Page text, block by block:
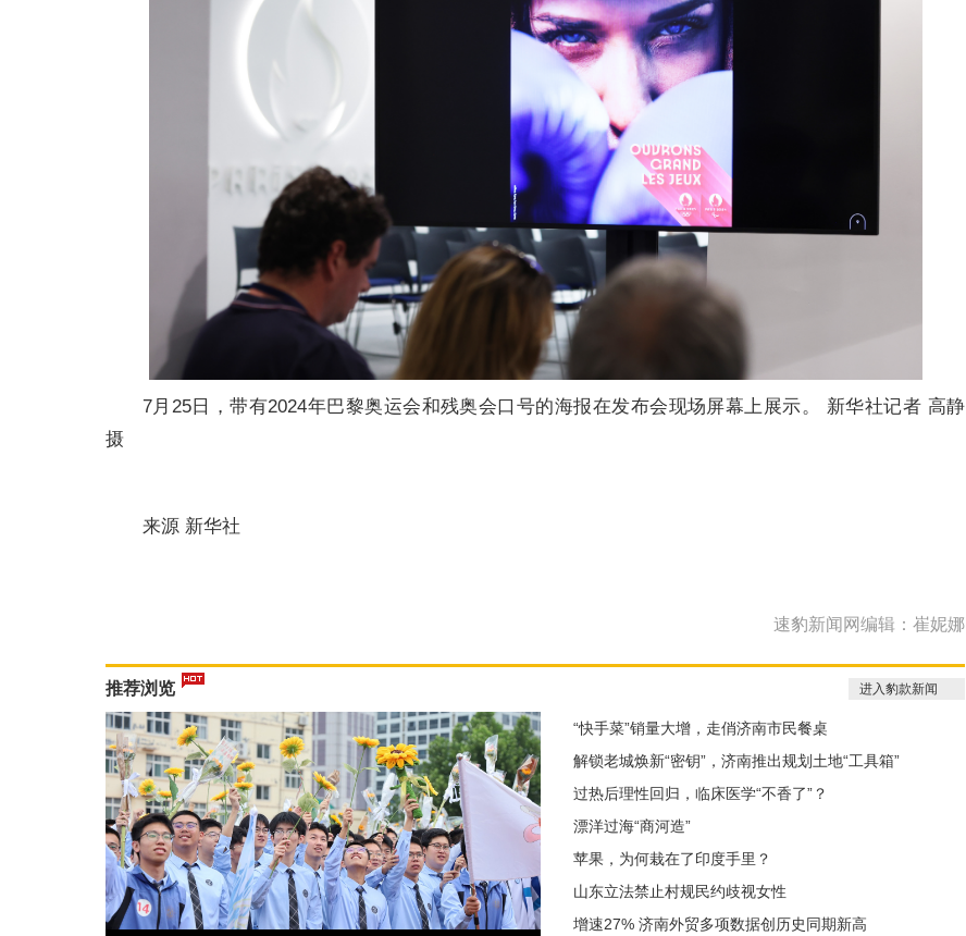
7月25日，带有2024年巴黎奥运会和残奥会口号的海报在发布会现场屏幕上展示。 新华社记者 高静
摄
来源 新华社
速豹新闻网编辑：崔妮娜
推荐浏览 进入豹款新闻
“快手菜”销量大增，走俏济南市民餐桌
解锁老城焕新“密钥”，济南推出规划土地“工具箱”
过热后理性回归，临床医学“不香了”？
漂洋过海“商河造”
苹果，为何栽在了印度手里？
山东立法禁止村规民约歧视女性
增速27% 济南外贸多项数据创历史同期新高